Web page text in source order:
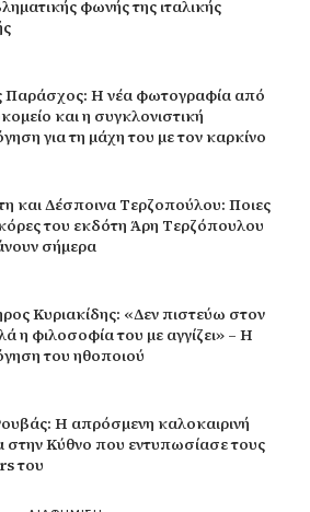
φωνής της ιταλικής
Παράσχος: Η νέα φωτογραφία από
και η συγκλονιστική
για τη μάχη του με τον καρκίνο
και Δέσποινα Τερζοπούλου: Ποιες
κόρες του εκδότη Άρη Τερζόπουλου
σήμερα
Κυριακίδης: «Δεν πιστεύω στον
η φιλοσοφία του με αγγίζει» – Η
του ηθοποιού
Η απρόσμενη καλοκαιρινή
στην Κύθνο που εντυπωσίασε τους
του